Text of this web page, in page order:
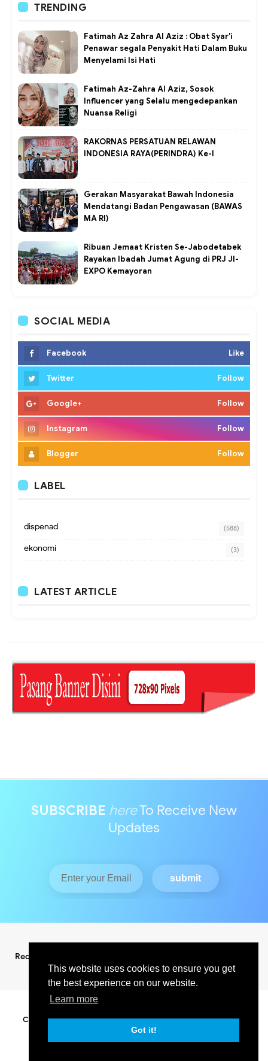
This website uses cookies to ensure you get
the best experience on our website.
Learn more
Got it!
TRENDING
Fatimah Az Zahra Al Aziz : Obat Syar'i
Penawar segala Penyakit Hati Dalam Buku
Menyelami Isi Hati
Fatimah Az-Zahra Al Aziz, Sosok
Influencer yang Selalu mengedepankan
Nuansa Religi
RAKORNAS PERSATUAN RELAWAN
INDONESIA RAYA(PERINDRA) Ke-I
Gerakan Masyarakat Bawah Indonesia
Mendatangi Badan Pengawasan (BAWAS
MA RI)
Ribuan Jemaat Kristen Se-Jabodetabek
Rayakan Ibadah Jumat Agung di PRJ JI-
EXPO Kemayoran
SOCIAL MEDIA
Facebook Like
Twitter Follow
Google+ Follow
Instagram Follow
Blogger Follow
LABEL
dispenad (588)
ekonomi (3)
LATEST ARTICLE
SUBSCRIBE hereTo Receive New
Updates
Redaksi
Copyright ©2026KABAR INDO RAYA NEWSAll Right Reserved
SUPPORT BY PIXINDONESIA